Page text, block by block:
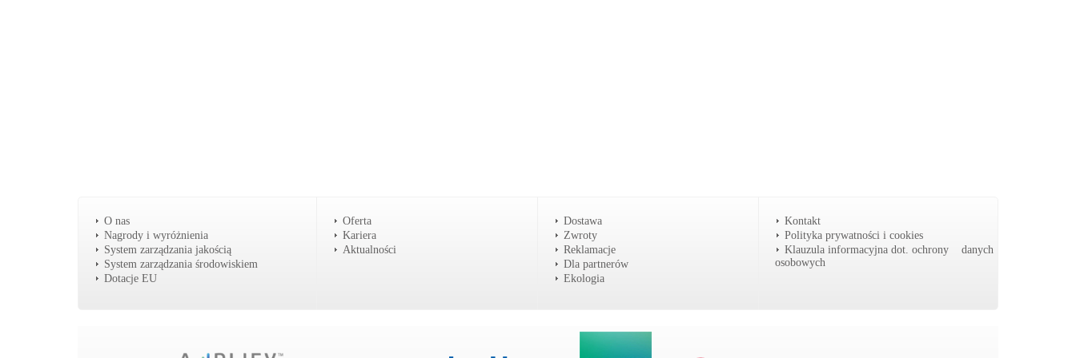
O nas
Nagrody i wyróżnienia
System zarządzania jakością
System zarządzania środowiskiem
Dotacje EU
Oferta
Kariera
Aktualności
Dostawa
Zwroty
Reklamacje
Dla partnerów
Ekologia
Kontakt
Polityka prywatności i cookies
Klauzula informacyjna dot. ochrony danych
osobowych